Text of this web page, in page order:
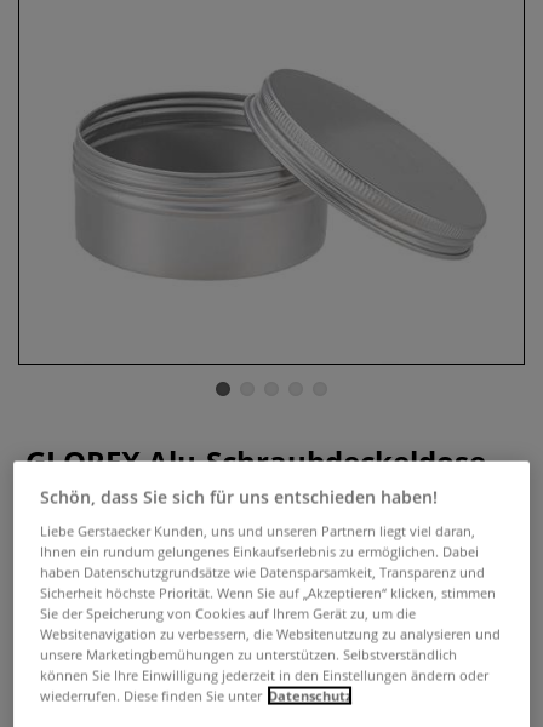
GLOREX Alu-Schraubdeckeldose,
leer
0 Bewertungen
Die GLOREX Alu-Schraubdeckeldose ist ideal für die
Aufbewahrung von selbstgemachter Naturkosmetik. Mit
haptisch gerilltem Deckel. Erhältlich in verschiedenen
Gebindegrößen.
Mehr
Schön, dass Sie sich für uns entschieden haben!
Liebe Gerstaecker Kunden, uns und unseren Partnern liegt viel daran,
Ihnen ein rundum gelungenes Einkaufserlebnis zu ermöglichen. Dabei
haben Datenschutzgrundsätze wie Datensparsamkeit, Transparenz und
Sicherheit höchste Priorität. Wenn Sie auf „Akzeptieren“ klicken, stimmen
Sie der Speicherung von Cookies auf Ihrem Gerät zu, um die
Websitenavigation zu verbessern, die Websitenutzung zu analysieren und
unsere Marketingbemühungen zu unterstützen. Selbstverständlich
können Sie Ihre Einwilligung jederzeit in den Einstellungen ändern oder
wiederrufen. Diese finden Sie unter Datenschutz